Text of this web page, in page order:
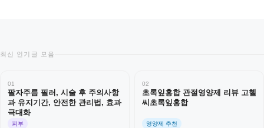
최신 인기글 모음
01
팔자주름 필러, 시술 후 주의사항
과 유지기간, 안전한 관리법, 효과
극대화
피부
02
초록잎홍합 관절영양제 리뷰 고헬
씨초록잎홍합
영양제 추천